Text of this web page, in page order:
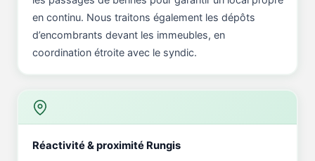
en continu. Nous traitons également les dépôts
d’encombrants devant les immeubles, en
coordination étroite avec le syndic.
Réactivité & proximité Rungis